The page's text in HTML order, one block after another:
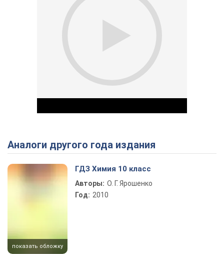
Play Video
Аналоги другого года издания
показать обложку
ГДЗ Химия 10 класс
Авторы: О. Г. Ярошенко
Год: 2010